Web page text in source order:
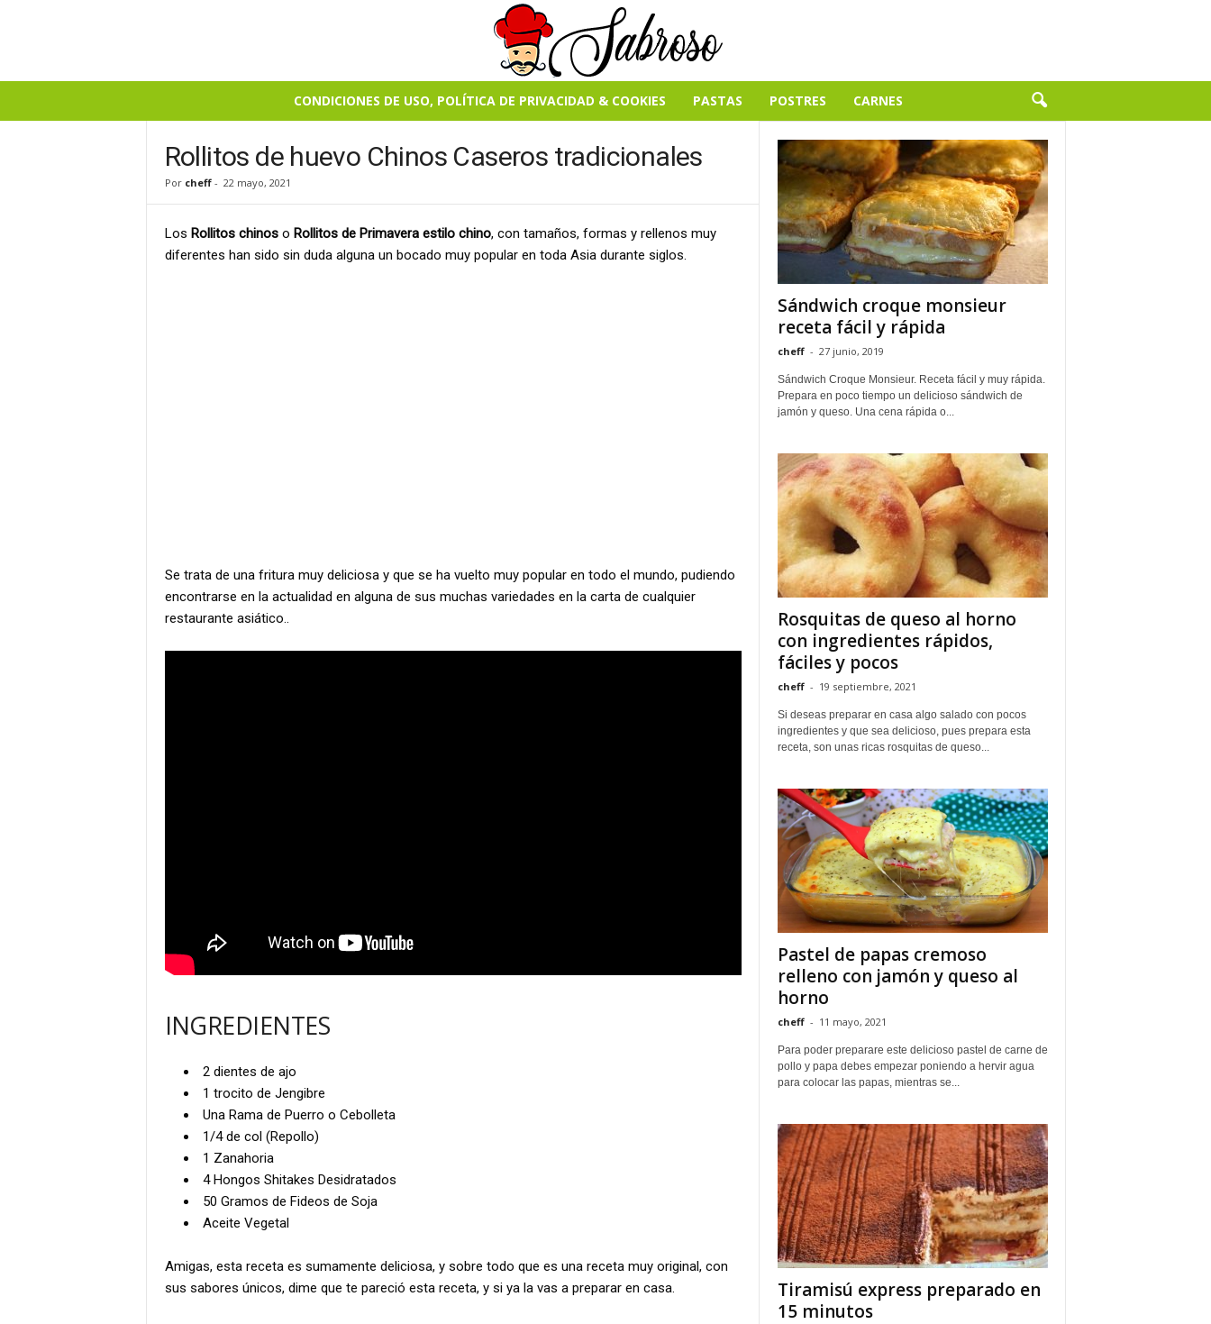
CONDICIONES DE USO, POLÍTICA DE PRIVACIDAD & COOKIES PASTAS POSTRES CARNES
Rollitos de huevo Chinos Caseros tradicionales
Por cheff- 22 mayo, 2021
Los Rollitos chinoso Rollitos de Primavera estilo chino, con tamaños, formas y rellenos muy
diferentes han sido sin duda alguna un bocado muy popular en toda Asia durante siglos.
Se trata de una fritura muy deliciosa y que se ha vuelto muy popular en todo el mundo, pudiendo
encontrarse en la actualidad en alguna de sus muchas variedades en la carta de cualquier
restaurante asiático..
INGREDIENTES
2 dientes de ajo
1 trocito de Jengibre
Una Rama de Puerro o Cebolleta
1/4 de col (Repollo)
1 Zanahoria
4 Hongos Shitakes Desidratados
50 Gramos de Fideos de Soja
Aceite Vegetal
Amigas, esta receta es sumamente deliciosa, y sobre todo que es una receta muy original, con
sus sabores únicos, dime que te pareció esta receta, y si ya la vas a preparar en casa.
Sándwich croque monsieur
receta fácil y rápida
cheff - 27 junio, 2019
Sándwich Croque Monsieur. Receta fácil y muy rápida.
Prepara en poco tiempo un delicioso sándwich de
jamón y queso. Una cena rápida o...
Rosquitas de queso al horno
con ingredientes rápidos,
fáciles y pocos
cheff - 19 septiembre, 2021
Si deseas preparar en casa algo salado con pocos
ingredientes y que sea delicioso, pues prepara esta
receta, son unas ricas rosquitas de queso...
Pastel de papas cremoso
relleno con jamón y queso al
horno
cheff - 11 mayo, 2021
Para poder preparare este delicioso pastel de carne de
pollo y papa debes empezar poniendo a hervir agua
para colocar las papas, mientras se...
Tiramisú express preparado en
15 minutos